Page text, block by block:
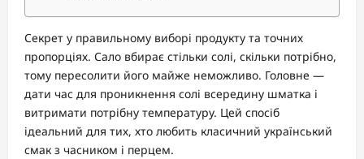
Секрет у правильному виборі продукту та точних
пропорціях. Сало вбирає стільки солі, скільки потрібно,
тому пересолити його майже неможливо. Головне —
дати час для проникнення солі всередину шматка і
витримати потрібну температуру. Цей спосіб
ідеальний для тих, хто любить класичний український
смак з часником і перцем.